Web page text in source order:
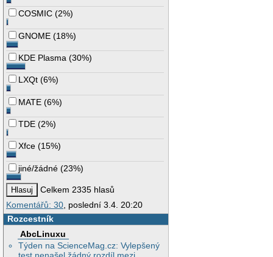
COSMIC (2%)
GNOME (18%)
KDE Plasma (30%)
LXQt (6%)
MATE (6%)
TDE (2%)
Xfce (15%)
jiné/žádné (23%)
Celkem 2335 hlasů
Komentářů: 30, poslední 3.4. 20:20
Rozcestník
AbcLinuxu
Týden na ScienceMag.cz: Vylepšený
test nenašel žádný rozdíl mezi